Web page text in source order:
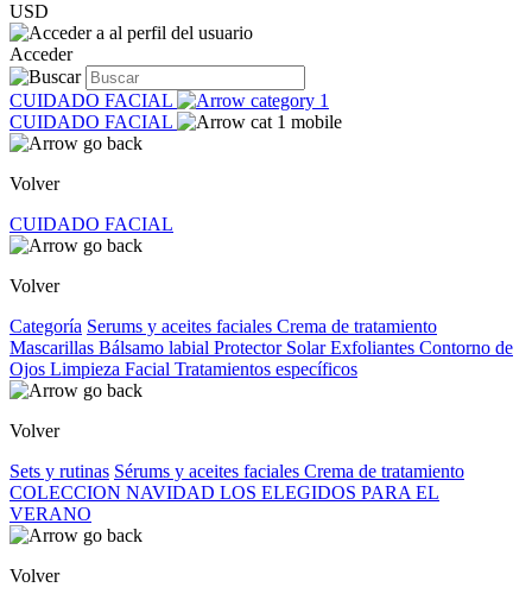
USD
Acceder
CUIDADO FACIAL
CUIDADO FACIAL
Volver
CUIDADO FACIAL
Volver
Categoría Serums y aceites faciales Crema de tratamiento
Mascarillas Bálsamo labial Protector SolarExfoliantes Contorno de
Ojos Limpieza Facial Tratamientos específicos
Volver
Sets y rutinas Sérums y aceites faciales Crema de tratamiento
COLECCION NAVIDAD LOS ELEGIDOS PARA EL
VERANO
Volver